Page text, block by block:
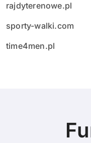
rajdyterenowe.pl
sporty-walki.com
time4men.pl